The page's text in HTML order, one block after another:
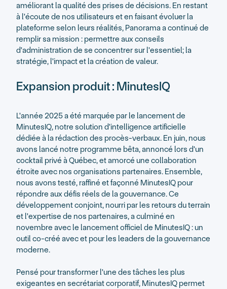
améliorant la qualité des prises de décisions. En restant
à l'écoute de nos utilisateurs et en faisant évoluer la
plateforme selon leurs réalités, Panorama a continué de
remplir sa mission : permettre aux conseils
d'administration de se concentrer sur l'essentiel; la
stratégie, l'impact et la création de valeur.
Expansion produit : MinutesIQ
L'année 2025 a été marquée par le lancement de
MinutesIQ, notre solution d'intelligence artificielle
dédiée à la rédaction des procès-verbaux. En juin, nous
avons lancé notre programme bêta, annoncé lors d'un
cocktail privé à Québec, et amorcé une collaboration
étroite avec nos organisations partenaires. Ensemble,
nous avons testé, raffiné et façonné MinutesIQ pour
répondre aux défis réels de la gouvernance. Ce
développement conjoint, nourri par les retours du terrain
et l'expertise de nos partenaires, a culminé en
novembre avec le lancement officiel de MinutesIQ : un
outil co-créé avec et pour les leaders de la gouvernance
moderne.
Pensé pour transformer l'une des tâches les plus
exigeantes en secrétariat corporatif, MinutesIQ permet